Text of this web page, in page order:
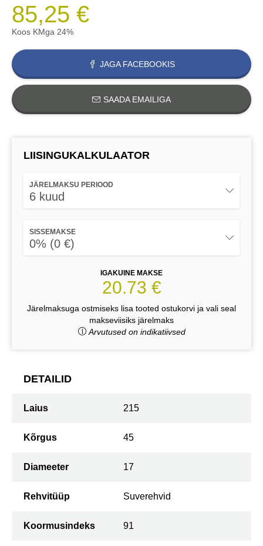
85,25 €
Koos KMga 24%
JAGA FACEBOOKIS
SAADA EMAILIGA
LIISINGUKALKULAATOR
JÄRELMAKSU PERIOOD
6 kuud
SISSEMAKSE
0% (0 €)
IGAKUINE MAKSE
20.73 €
Järelmaksuga ostmiseks lisa tooted ostukorvi ja vali seal
makseviisiks järelmaks
Arvutused on indikatiivsed
DETAILID
Laius 215
Kõrgus 45
Diameeter 17
Rehvitüüp Suverehvid
Koormusindeks 91